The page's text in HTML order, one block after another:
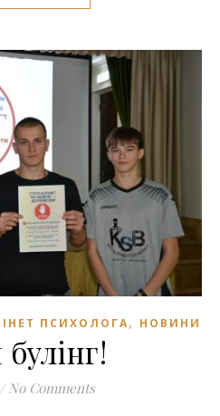
ПСИХОЛОГА, НОВИНИ
/ No Comments